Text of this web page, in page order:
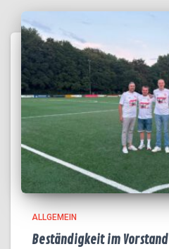
ALLGEMEIN
Beständigkeit im Vorstand